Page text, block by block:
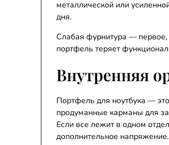
металлической или
дня.
Слабая фурнитура — первое,
портфель теряет
Внутренняя
Портфель для ноутбука —
продуманные карманы для
Если все лежит в одном
дополнительное напряжение.